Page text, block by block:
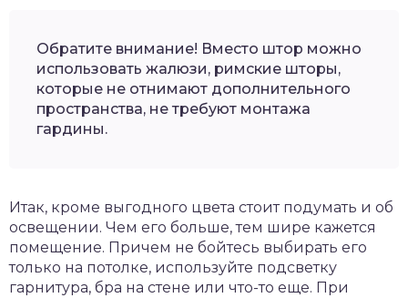
Обратите внимание! Вместо штор можно
использовать жалюзи, римские шторы,
которые не отнимают дополнительного
пространства, не требуют монтажа
гардины.
Итак, кроме выгодного цвета стоит подумать и об
освещении. Чем его больше, тем шире кажется
помещение. Причем не бойтесь выбирать его
только на потолке, используйте подсветку
гарнитура, бра на стене или что-то еще. При